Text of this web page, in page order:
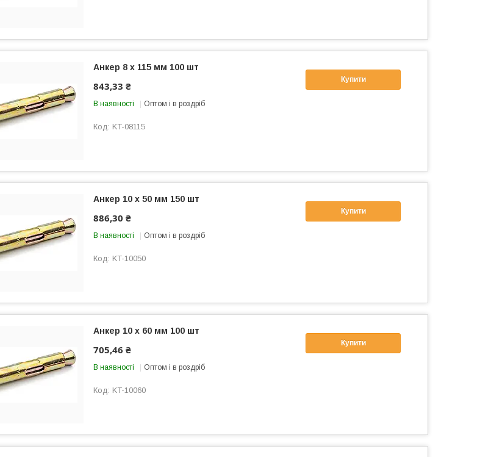
Купити
Анкер 8 х 115 мм 100 шт
843,33 ₴
В наявності Оптом і в роздріб
KT-08115
Купити
Анкер 10 х 50 мм 150 шт
886,30 ₴
В наявності Оптом і в роздріб
KT-10050
Купити
Анкер 10 х 60 мм 100 шт
705,46 ₴
В наявності Оптом і в роздріб
KT-10060